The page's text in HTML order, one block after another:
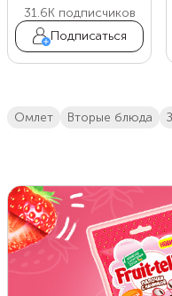
31.6Kподписчиков
Подписаться
омлет вторые блюда